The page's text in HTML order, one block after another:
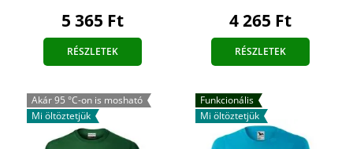
5 365 Ft
RÉSZLETEK
4 265 Ft
RÉSZLETEK
Akár 95 °C-on is mosható
Mi öltöztetjük
Funkcionális
Mi öltöztetjük